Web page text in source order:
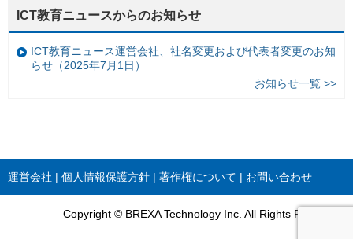
ICT教育ニュースからのお知らせ
ICT教育ニュース運営会社、社名変更および代表者変更のお知
らせ（2025年7月1日）
お知らせ一覧 >>
運営会社 個人情報保護方針 著作権について お問い合わせ
Copyright © BREXA Technology Inc. All Rights Reserved.